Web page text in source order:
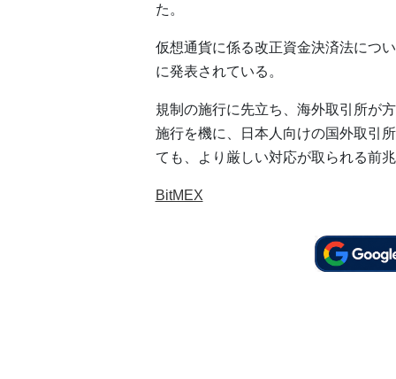
た。
仮想通貨に係る改正資金決済法につ
に発表されている。
規制の施行に先立ち、海外取引所が
施行を機に、日本人向けの国外取引
ても、より厳しい対応が取られる前
BitMEX